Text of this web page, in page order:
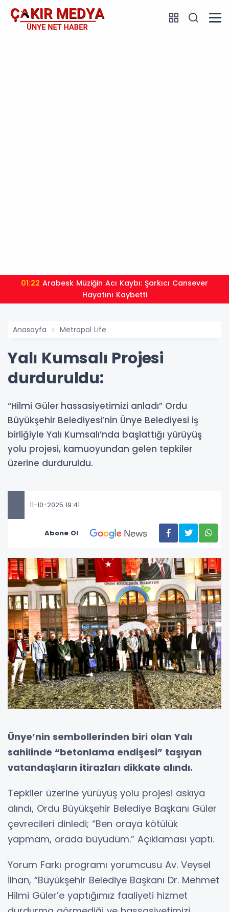
01:22
Hayatını Kaybetti
Anasayfa Metropol Life
Yalı Kumsalı Projesi
durduruldu:
“Hilmi Güler hassasiyetimizi anladı” Ordu
Büyükşehir Belediyesi’nin Ünye Belediyesi iş
birliğiyle Yalı Kumsalı’nda başlattığı yürüyüş
yolu projesi, kamuoyundan gelen tepkiler
üzerine durduruldu.
11-10-2025 19:41
Abone Ol
Ünye’nin sembollerinden biri olan Yalı
sahilinde “betonlama endişesi” taşıyan
vatandaşların itirazları dikkate alındı.
Tepkiler üzerine yürüyüş yolu projesi askıya
alındı, Ordu Büyükşehir Belediye Başkanı Güler
çevrecileri dinledi; “Ben oraya kötülük
yapmam, orada büyüdüm.” Açıklaması yaptı.
Yorum Farkı programı yorumcusu Av. Veysel
İlhan, “Büyükşehir Belediye Başkanı Dr. Mehmet
Hilmi Güler’e yaptığımız faaliyeti hizmet